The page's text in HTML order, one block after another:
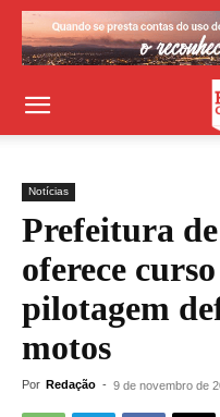
Notícias
Prefeitura
oferece
pilotagem
motos
Por Redação - 9 de novembro de